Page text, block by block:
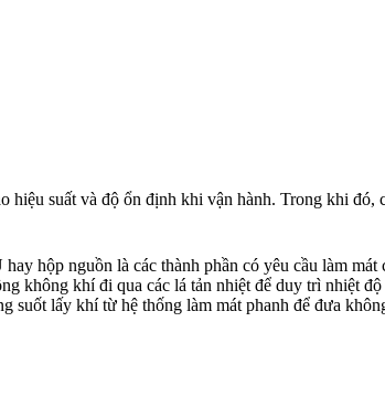
suất và độ ổn định khi vận hành. Trong khi đó,
hộp nguồn là các thành phần có yêu cầu làm mát
không khí đi qua các lá tản nhiệt để duy trì nhiệt
lấy khí từ hệ thống làm mát phanh để đưa